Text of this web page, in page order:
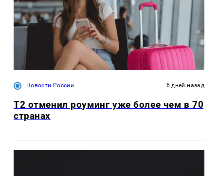
Новости России 6 дней назад
Т2 отменил роуминг уже более чем в 70
странах